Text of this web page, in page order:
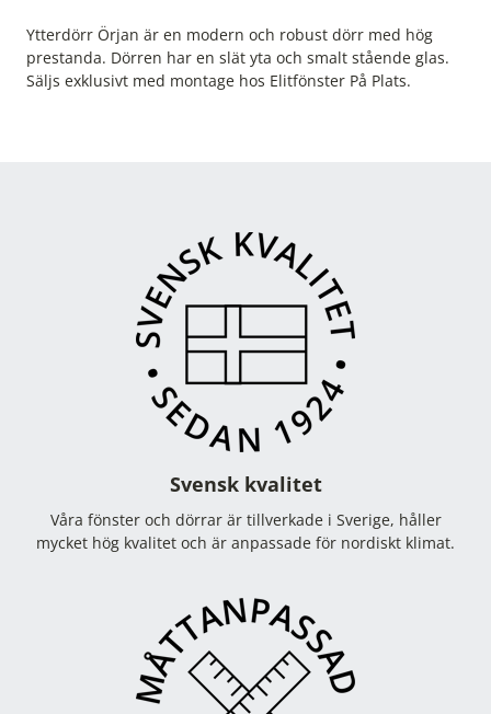
Ytterdörr Örjan är en modern och robust dörr med hög
prestanda. Dörren har en slät yta och smalt stående glas.
Säljs exklusivt med montage hos Elitfönster På Plats.
Svensk kvalitet
Våra fönster och dörrar är tillverkade i Sverige, håller
mycket hög kvalitet och är anpassade för nordiskt klimat.